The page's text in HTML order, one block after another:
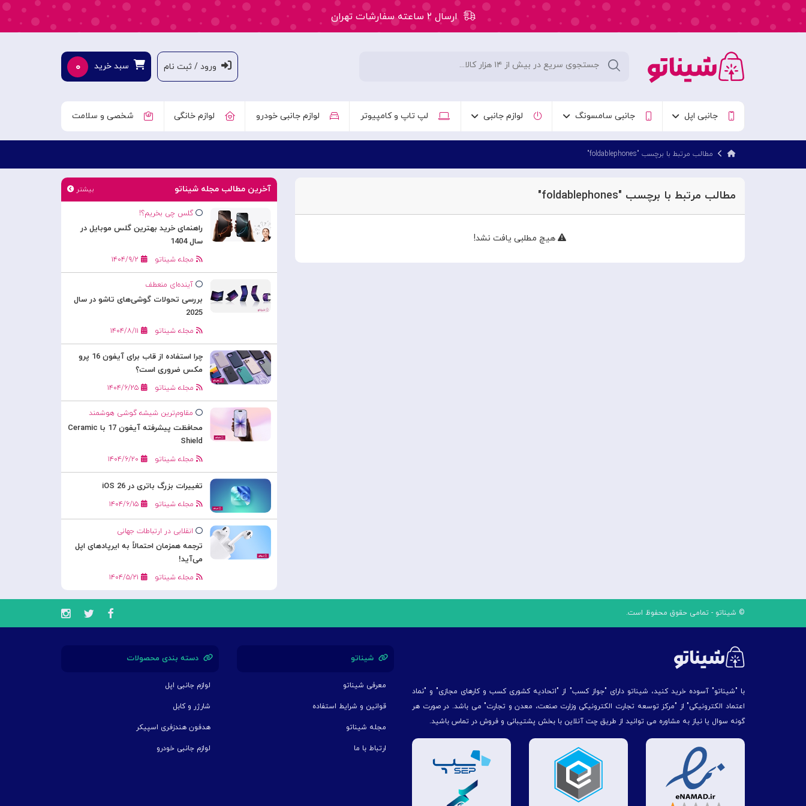
ارسال ۲ ساعته سفارشات تهران
ورود / ثبت نام سبد خرید ۰
جانبی اپل جانبی سامسونگ لوازم جانبی لپ تاپ و کامپیوتر لوازم جانبی خودرو لوازم خانگی شخصی و سلامت
مطالب مرتبط با برچسب "foldablephones"
مطالب مرتبط با برچسب "foldablephones"
هیچ مطلبی یافت نشد!
آخرین مطالب مجله شیناتو بیشتر
گلس چی بخریم؟!
راهنمای خرید بهترین گلس موبایل در
سال 1404
مجله شیناتو ۱۴۰۴/۹/۲
آینده‌ای منعطف
بررسی تحولات گوشی‌های تاشو در سال
2025
مجله شیناتو ۱۴۰۴/۸/۱۱
چرا استفاده از قاب برای آیفون 16 پرو
مکس ضروری است؟
مجله شیناتو ۱۴۰۴/۶/۲۵
مقاوم‌ترین شیشه گوشی هوشمند
محافظت پیشرفته آیفون 17 با Ceramic
Shield
مجله شیناتو ۱۴۰۴/۶/۲۰
تغییرات بزرگ باتری در iOS 26
مجله شیناتو ۱۴۰۴/۶/۱۵
انقلابی در ارتباطات جهانی
ترجمه همزمان احتمالاً به ایرپادهای اپل
می‌آید!
مجله شیناتو ۱۴۰۴/۵/۲۱
© شیناتو - تمامی حقوق محفوظ است.
با "شیناتو" آسوده خرید کنید، شیناتو دارای "جواز کسب" از "اتحادیه کشوری کسب و کارهای مجازی" و "نماد
اعتماد الکترونیکی" از "مركز توسعه تجارت الكترونیكی وزارت صنعت، معدن و تجارت" می باشد. در صورت هر
گونه سوال یا نیاز به مشاوره می توانید از طریق چت آنلاین با بخش پشتیبانی و فروش در تماس باشید.
شیناتو
معرفی شیناتو
قوانین و شرایط استفاده
مجله شیناتو
ارتباط با ما
دسته بندی محصولات
لوازم جانبی اپل
شارژر و کابل
هدفون هندزفری اسپیکر
لوازم جانبی خودرو